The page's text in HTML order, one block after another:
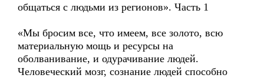
общаться с людьми из регионов». Часть 1
«Мы бросим все, что имеем, все золото, всю
материальную мощь и ресурсы на
оболванивание, и одурачивание людей.
Человеческий мозг, сознание людей способно